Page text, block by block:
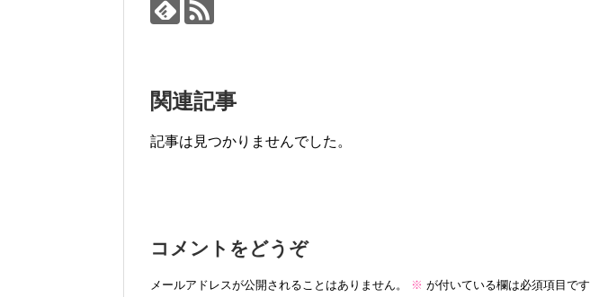
関連記事
記事は見つかりませんでした。
コメントをどうぞ
メールアドレスが公開されることはありません。 ※ が付いている欄は必須項目です